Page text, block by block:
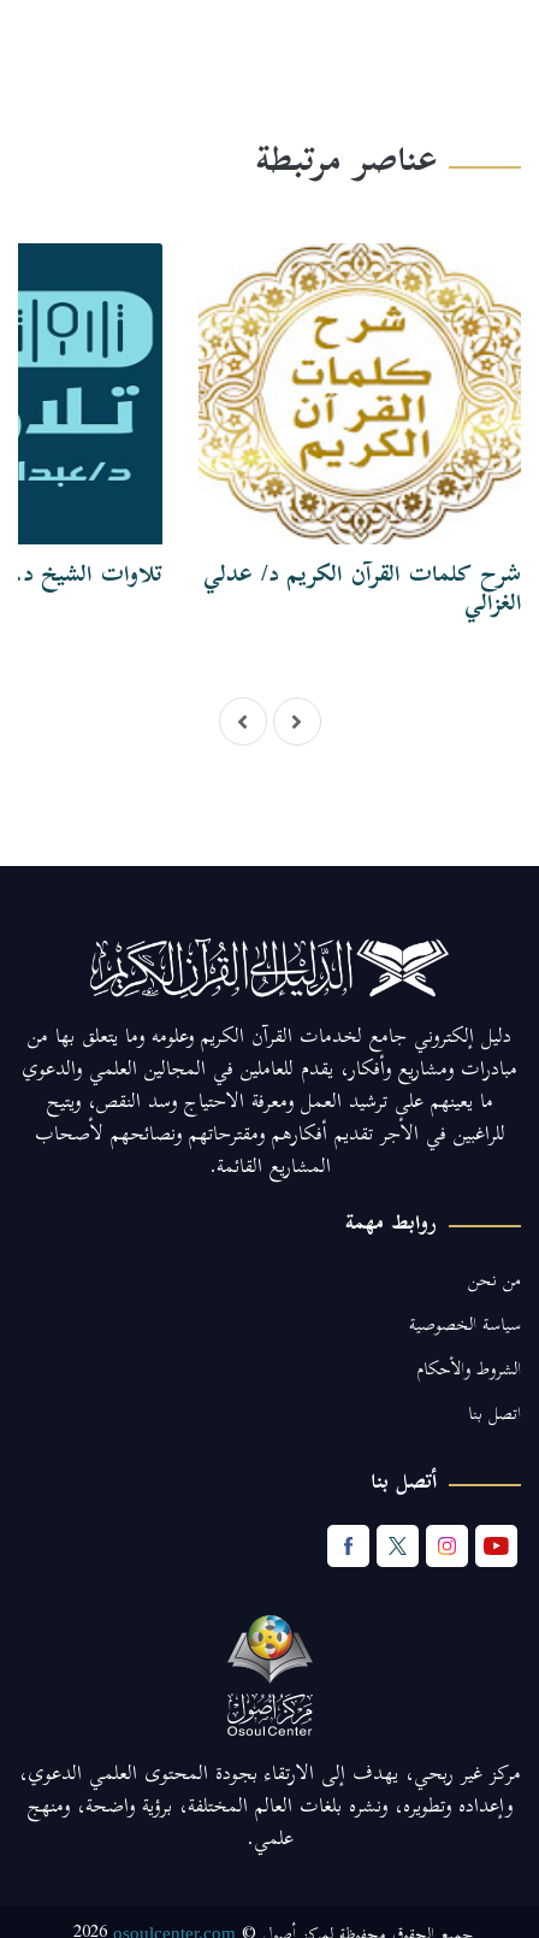
عناصر مرتبطة
شرح كلمات القرآن الكريم د/ عدلي
الغزالي
تلاوات الشيخ د.
دليل إلكتروني جامع لخدمات القرآن الكريم وعلومه وما يتعلق بها من
مبادرات ومشاريع وأفكار، يقدم للعاملين في المجالين العلمي والدعوي
ما يعينهم على ترشيد العمل ومعرفة الاحتياج وسد النقص، ويتيح
للراغبين في الأجر تقديم أفكارهم ومقترحاتهم ونصائحهم لأصحاب
المشاريع القائمة.
روابط مهمة
من نحن
سياسة الخصوصية
الشروط والأحكام
اتصل بنا
أتصل بنا
مركز غير ربحي، يهدف إلى الارتقاء بجودة المحتوى العلمي الدعوي،
وإعداده وتطويره، ونشره بلغات العالم المختلفة، برؤية واضحة، ومنهج
علمي.
osoulcenter.com